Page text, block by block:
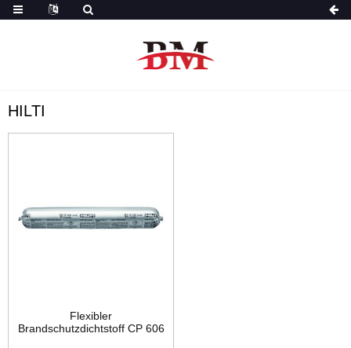
HILTI
Flexibler
Brandschutzdichtstoff CP 606